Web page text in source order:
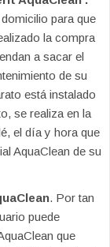
para que
la compra
a sacar el
de su
está instalado
se realiza en la
el día y hora que
AquaClean de su
. Por tan
puede
que